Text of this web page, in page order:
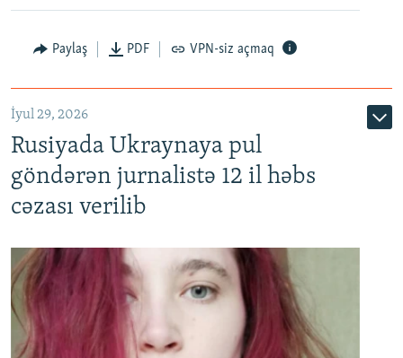
Paylaş PDF VPN-siz açmaq
İyul 29, 2026
Rusiyada Ukraynaya pul
göndərən jurnalistə 12 il həbs
cəzası verilib